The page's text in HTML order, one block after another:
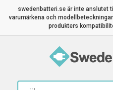
swedenbatteri.se är inte anslutet
varumärkena och
produkters